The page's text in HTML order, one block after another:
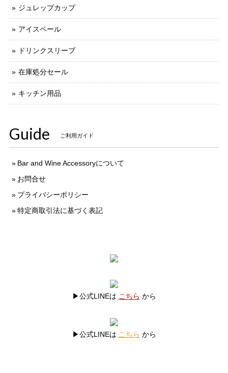
ジュレップカップ
アイスペール
ドリンクスリーブ
在庫処分セール
キッチン用品
Guide ご利用ガイド
Bar and Wine Accessoryについて
お問合せ
プライバシーポリシー
特定商取引法に基づく表記
▶公式LINEは こちら から
▶公式LINEは こちら から